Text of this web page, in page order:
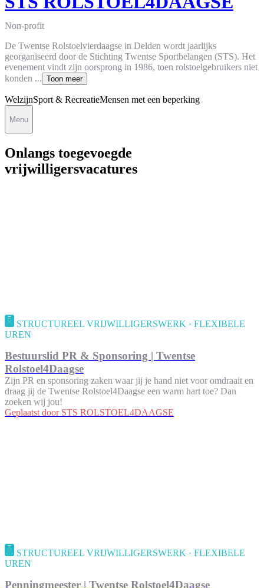
Non-profit
De Twentse Rolstoelvierdaagse in Delden wordt jaarlijks
georganiseerd door de Stichting Twentse Sportbelangen (STS). Het
evenement vindt zijn oorsprong in 1986, toen rolstoelgebruikers niet
konden ... Toon meer
WelzijnSport & RecreatieMensen met een beperking
Menu
Onlangs toegevoegde
vrijwilligersvacatures
STRUCTUREEL VRIJWILLIGERSWERK · FLEXIBELE
UREN
Bestuurslid PR & Sponsoring | Twentse
Rolstoel4Daagse
Zijn PR en sponsoring zaken waar jij je hand niet voor omdraait en
draag jij de Twentse Rolstoel4Daagse een warm hart toe? Dan
zoeken wij jou!
Geplaatst door STS ROLSTOEL4DAAGSE
STRUCTUREEL VRIJWILLIGERSWERK · FLEXIBELE
UREN
Penningmeester | Twentse Rolstoel4Daagse